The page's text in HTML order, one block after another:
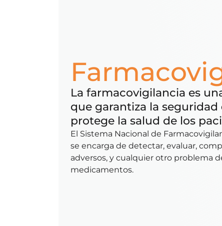
La farmacovigilancia es
que garantiza la
protege la salud de los
El Sistema Nacional de
se encarga de detectar, evaluar,
adversos, y cualquier otro problema
medicamentos.